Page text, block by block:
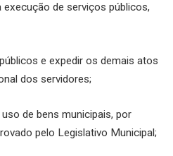
de serviços públicos,
e expedir os demais atos
dos servidores;
de bens municipais, por
pelo Legislativo Municipal;